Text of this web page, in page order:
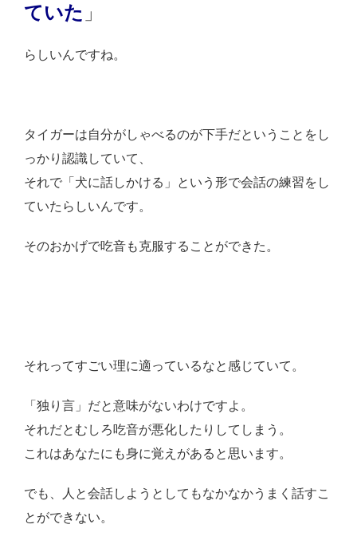
ていた 」
らしいんですね。
タイガーは自分がしゃべるのが下手だということをし
っかり認識していて、
それで「犬に話しかける」という形で会話の練習をし
ていたらしいんです。
そのおかげで吃音も克服することができた。
それってすごい理に適っているなと感じていて。
「独り言」だと意味がないわけですよ。
それだとむしろ吃音が悪化したりしてしまう。
これはあなたにも身に覚えがあると思います。
でも、人と会話しようとしてもなかなかうまく話すこ
とができない。